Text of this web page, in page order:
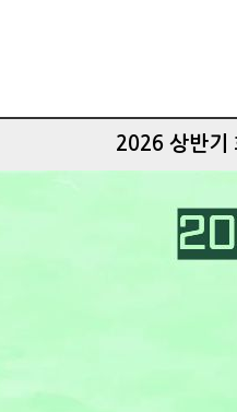
2026 상반기